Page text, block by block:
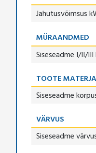
Jahutusvõimsus
MÜRAANDMED
Siseseadme I/II/
TOOTE
Siseseadme
VÄRVUS
Siseseadme